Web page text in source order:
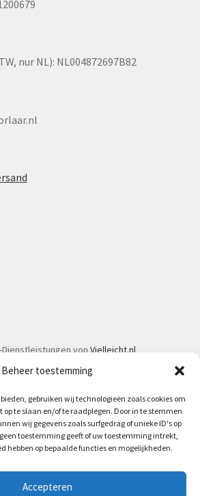
Beheer toestemming
gebruiken wij technologieën zoals cookies om
te slaan en/of te raadplegen. Door in te stemmen
wij gegevens zoals surfgedrag of unieke ID's op
toestemming geeft of uw toestemming intrekt,
hebben op bepaalde functies en mogelijkheden.
Accepteren
wieder auf der
nur NL): NL004872697B82
Dienstleistungen von Vielleicht.nl
Erstellt mit WooCommerce